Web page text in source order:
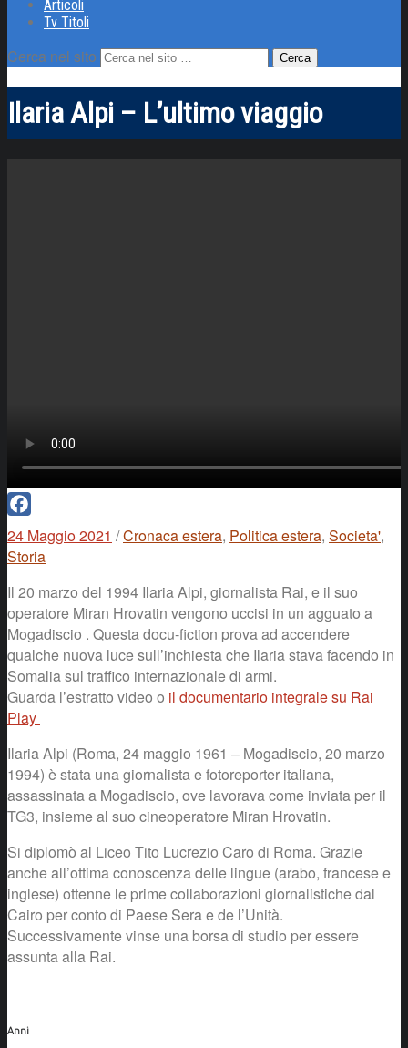
Articoli
Tv Titoli
Cerca nel sito
Ilaria Alpi – L’ultimo viaggio
Facebook
24 Maggio 2021 /Cronaca estera, Politica estera, Societa',
Storia
Il 20 marzo del 1994 Ilaria Alpi, giornalista Rai, e il suo
operatore Miran Hrovatin vengono uccisi in un agguato a
Mogadiscio . Questa docu-fiction prova ad accendere
qualche nuova luce sull’inchiesta che Ilaria stava facendo in
Somalia sul traffico internazionale di armi.
Guarda l’estratto video o il documentario integrale su Rai
Play
Ilaria Alpi (Roma, 24 maggio 1961 – Mogadiscio, 20 marzo
1994) è stata una giornalista e fotoreporter italiana,
assassinata a Mogadiscio, ove lavorava come inviata per il
TG3, insieme al suo cineoperatore Miran Hrovatin.
Si diplomò al Liceo Tito Lucrezio Caro di Roma. Grazie
anche all’ottima conoscenza delle lingue (arabo, francese e
inglese) ottenne le prime collaborazioni giornalistiche dal
Cairo per conto di Paese Sera e de l’Unità.
Successivamente vinse una borsa di studio per essere
assunta alla Rai.
Anni